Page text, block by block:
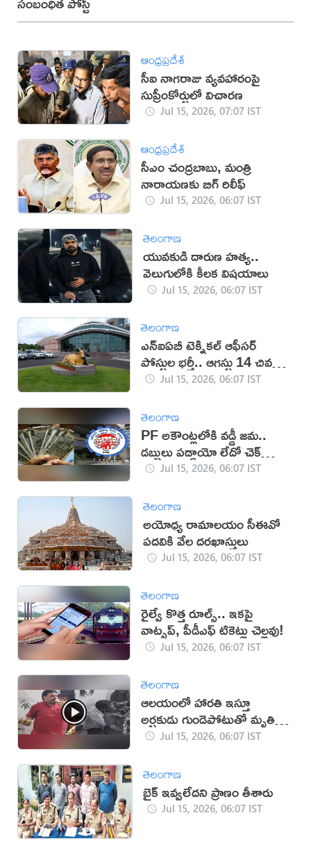
ఆంధ్రప్రదేశ్
సీఐ నాగరాజు వ్యవహారంపై
సుప్రీంకోర్టులో విచారణ
Jul 15, 2026, 07:07 IST
ఆంధ్రప్రదేశ్
సీఎం చంద్రబాబు, మంత్రి
నారాయణకు బిగ్ రిలీఫ్
Jul 15, 2026, 06:07 IST
తెలంగాణ
యువకుడి దారుణ హత్య..
వెలుగులోకి కీలక విషయాలు
Jul 15, 2026, 06:07 IST
తెలంగాణ
ఎన్ఐఏబీ టెక్నికల్ ఆఫీసర్
పోస్టుల భర్తీ.. ఆగస్టు 14 చివరి
తేదీ Jul 15, 2026, 06:07 IST
తెలంగాణ
PF అకౌంట్లలోకి వడ్డీ జమ..
డబ్బులు పడ్డాయో లేదో చెక్
చేసుకోండి ఇలా!
Jul 15, 2026, 06:07 IST
తెలంగాణ
అయోధ్య రామాలయం సీఈవో
పదవికి వేల దరఖాస్తులు
Jul 15, 2026, 06:07 IST
తెలంగాణ
రైల్వే కొత్త రూల్స్.. ఇకపై
వాట్సప్, పీడీఎఫ్ టికెట్లు చెల్లవు!
Jul 15, 2026, 06:07 IST
తెలంగాణ
ఆలయంలో హారతి ఇస్తూ
అర్చకుడు గుండెపోటుతో మృతి
(వీడియో)
Jul 15, 2026, 06:07 IST
తెలంగాణ
బైక్ ఇవ్వలేదని ప్రాణం తీశారు
Jul 15, 2026, 06:07 IST